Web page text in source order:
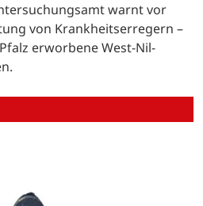
warnt vor
von Krankheitserregern –
erworbene West-Nil-